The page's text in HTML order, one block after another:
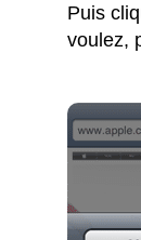
Puis
voulez,